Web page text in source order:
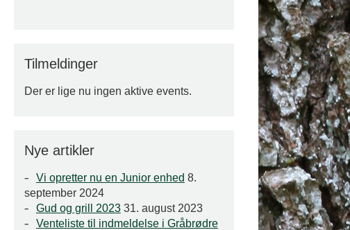
Tilmeldinger
Der er lige nu ingen aktive events.
Nye artikler
Vi opretter nu en Junior enhed 8.
september 2024
Gud og grill 2023 31. august 2023
Venteliste til indmeldelse i Gråbrødre